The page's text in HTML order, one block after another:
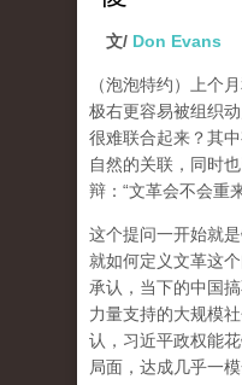
文/ Don Evans
（泡泡特约）
上个
极右更容易被组织
很难联合起来？其
自然的关联，同时
辩：“文革会不会重来
这个提问一开始就
就如何定义文革这
承认，当下的中国
力量支持的大规模
认，习近平政权能
局面，达成几乎一模